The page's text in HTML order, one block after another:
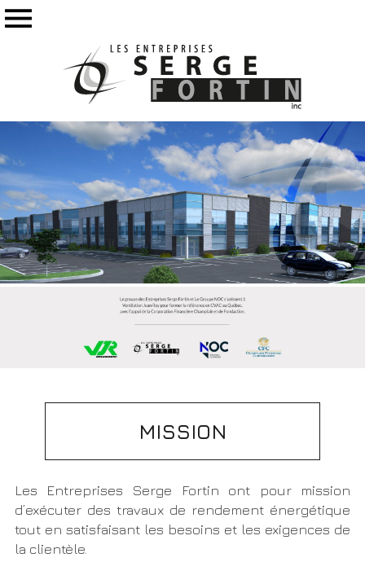
MISSION
Les Entreprises Serge Fortin ont pour mission
d’exécuter des travaux de rendement énergétique
tout en satisfaisant les besoins et les exigences de
la clientèle.